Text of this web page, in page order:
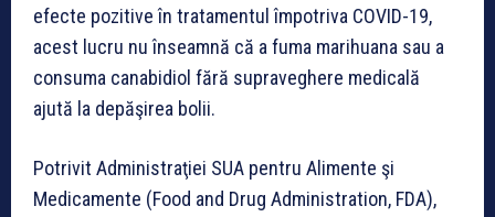
efecte pozitive în tratamentul împotriva COVID-19,
acest lucru nu înseamnă că a fuma marihuana sau a
consuma canabidiol fără supraveghere medicală
ajută la depăşirea bolii.
Potrivit Administraţiei SUA pentru Alimente şi
Medicamente (Food and Drug Administration, FDA),